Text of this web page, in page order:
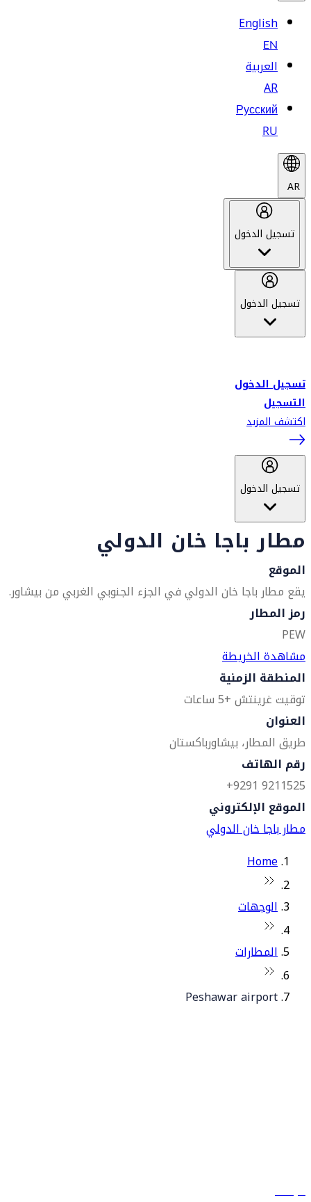
English
EN
العربية
AR
Русский
RU
AR
تسجيل الدخول
تسجيل الدخول
تسجيل الدخول
التسجيل
اكتشف المزيد
تسجيل الدخول
مطار باجا خان الدولي
الموقع
يقع مطار باجا خان الدولي في الجزء الجنوبي الغربي من بيشاور.
رمز المطار
PEW
مشاهدة الخريطة
المنطقة الزمنية
توقيت غرينتش +5 ساعات
العنوان
طريق المطار، بيشاورباكستان
رقم الهاتف
9211525 9291+
الموقع الإلكتروني
مطار باجا خان الدولي
Home
الوجهات
المطارات
Peshawar airport
سياساتنا